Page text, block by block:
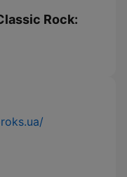
Rock: